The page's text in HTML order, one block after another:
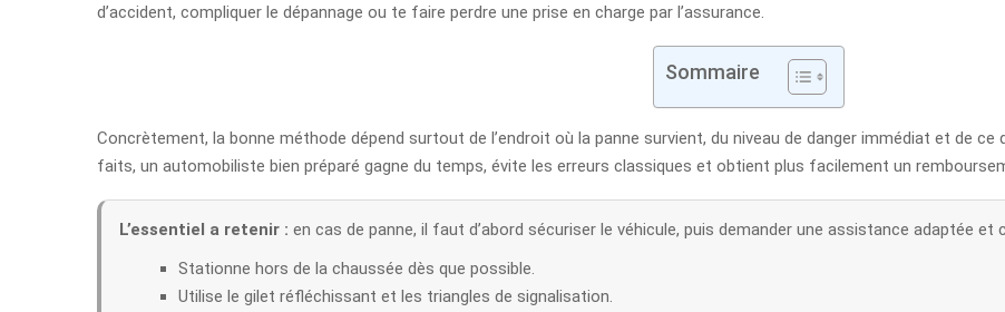
d’accident, compliquer le dépannage ou te faire perdre une prise en charge par l’assurance.
Sommaire
Concrètement, la bonne méthode dépend surtout de l’endroit où la panne survient, du niveau de danger immédiat et de
faits, un automobiliste bien préparé gagne du temps, évite les erreurs classiques et obtient plus facilement un
L’essentiel a retenir : en cas de panne, il faut d’abord sécuriser le véhicule, puis demander une assistance adaptée
Stationne hors de la chaussée dès que possible.
Utilise le gilet réfléchissant et les triangles de signalisation.